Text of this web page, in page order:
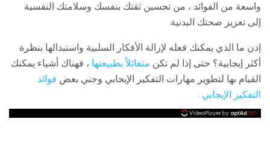
واسعة من الفوائد ، من تحسين ثقتك بنفسك وسلامتك النفسية
إلى تعزيز صحتك البدنية.
إذن ما الذي يمكنك فعله لإزالة الأفكار السلبية واستبدالها بنظرة
أكثر إيجابية؟ حتى إذا لم تكن متفائلاً بطبيعتها ، فهناك أشياء يمكنك
القيام بها لتطوير مهارات التفكير الإيجابي وجني بعض فوائد
التفكير الإيجابي .